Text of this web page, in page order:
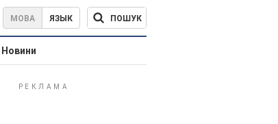
МОВА ЯЗЫК ПОШУК
Новини